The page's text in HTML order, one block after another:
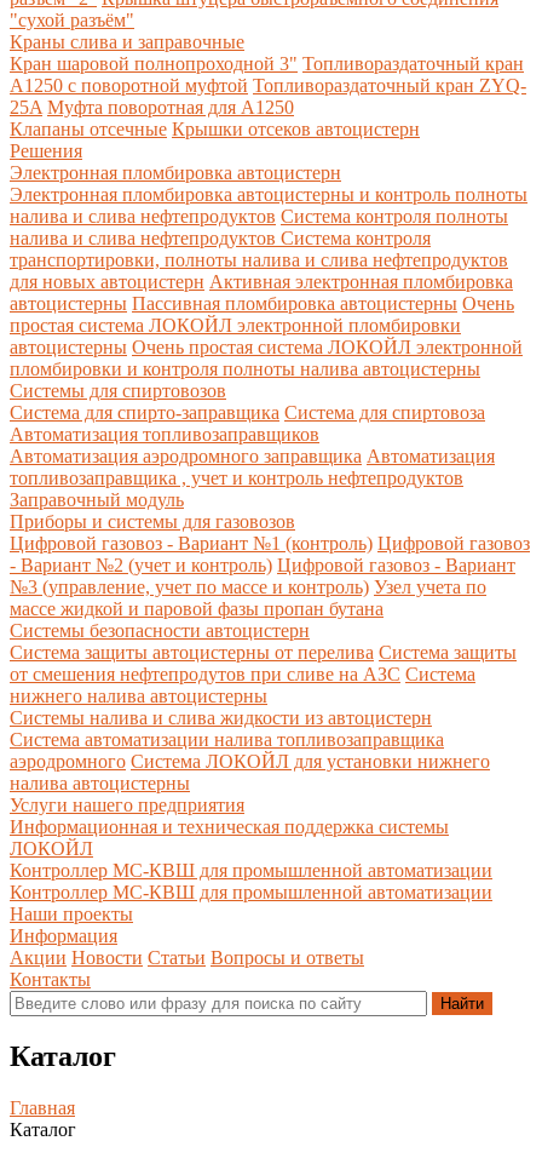
"сухой разъём"
Краны слива и заправочные
Кран шаровой полнопроходной 3" Топливораздаточный кран
A1250 с поворотной муфтой Топливораздаточный кран ZYQ-
25A Муфта поворотная для А1250
Клапаны отсечные Крышки отсеков автоцистерн
Решения
Электронная пломбировка автоцистерн
Электронная пломбировка автоцистерны и контроль полноты
налива и слива нефтепродуктов Система контроля полноты
налива и слива нефтепродуктов Система контроля
транспортировки, полноты налива и слива нефтепродуктов
для новых автоцистерн Активная электронная пломбировка
автоцистерны Пассивная пломбировка автоцистерны Очень
простая система ЛОКОЙЛ электронной пломбировки
автоцистерны Очень простая система ЛОКОЙЛ электронной
пломбировки и контроля полноты налива автоцистерны
Системы для спиртовозов
Система для спирто-заправщика Система для спиртовоза
Автоматизация топливозаправщиков
Автоматизация аэродромного заправщика Автоматизация
топливозаправщика , учет и контроль нефтепродуктов
Заправочный модуль
Приборы и системы для газовозов
Цифровой газовоз - Вариант №1 (контроль) Цифровой газовоз
- Вариант №2 (учет и контроль) Цифровой газовоз - Вариант
№3 (управление, учет по массе и контроль) Узел учета по
массе жидкой и паровой фазы пропан бутана
Системы безопасности автоцистерн
Система защиты автоцистерны от перелива Система защиты
от смешения нефтепродутов при сливе на АЗС Система
нижнего налива автоцистерны
Системы налива и слива жидкости из автоцистерн
Система автоматизации налива топливозаправщика
аэродромного Система ЛОКОЙЛ для установки нижнего
налива автоцистерны
Услуги нашего предприятия
Информационная и техническая поддержка системы
ЛОКОЙЛ
Контроллер МС-КВШ для промышленной автоматизации
Контроллер МС-КВШ для промышленной автоматизации
Наши проекты
Информация
Акции Новости Статьи Вопросы и ответы
Контакты
Каталог
Главная
Каталог